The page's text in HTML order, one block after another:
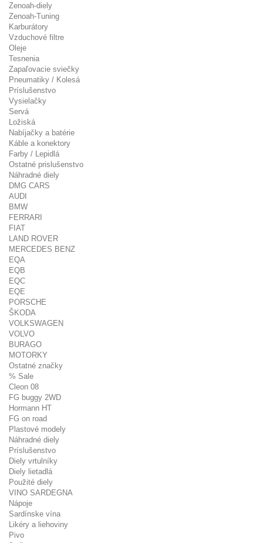
Zenoah-diely
Zenoah-Tuning
Karburátory
Vzduchové filtre
Oleje
Tesnenia
Zapaľovacie sviečky
Pneumatiky / Kolesá
Príslušenstvo
Vysielačky
Servá
Ložiská
Nabíjačky a batérie
Káble a konektory
Farby / Lepidlá
Ostatné prislušenstvo
Náhradné diely
DMG CARS
AUDI
BMW
FERRARI
FIAT
LAND ROVER
MERCEDES BENZ
EQA
EQB
EQC
EQE
PORSCHE
ŠKODA
VOLKSWAGEN
VOLVO
BURAGO
MOTORKY
Ostatné značky
% Sale
Cleon 08
FG buggy 2WD
Hormann HT
FG on road
Plastové modely
Náhradné diely
Príslušenstvo
Diely vrtulníky
Diely lietadlá
Použité diely
VINO SARDEGNA
Nápoje
Sardínske vína
Likéry a liehoviny
Pivo